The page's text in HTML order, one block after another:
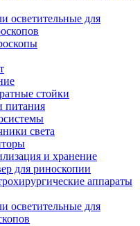
осветительные для
стойки
питания
света
и хранение
для риноскопии
аппараты
осветительные для